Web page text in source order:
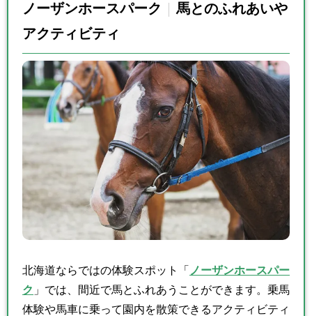
ノーザンホースパーク
馬とのふれあいや
アクティビティ
北海道ならではの体験スポット「 ノーザンホースパー
ク 」では、間近で馬とふれあうことができます。乗馬
体験や馬車に乗って園内を散策できるアクティビティ